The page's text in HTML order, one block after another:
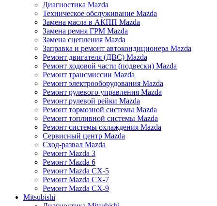
Диагностика Mazda
Техническое обслуживание Mazda
Замена масла в АКПП Mazda
Замена ремня ГРМ Mazda
Замена сцепления Mazda
Заправка и ремонт автокондиционера Mazda
Ремонт двигателя (ДВС) Mazda
Ремонт ходовой части (подвески) Mazda
Ремонт трансмиссии Mazda
Ремонт электрооборудования Mazda
Ремонт рулевого управления Mazda
Ремонт рулевой рейки Mazda
Ремонт тормозной системы Mazda
Ремонт топливной системы Mazda
Ремонт системы охлаждения Mazda
Сервисный центр Mazda
Сход-развал Mazda
Ремонт Mazda 3
Ремонт Mazda 6
Ремонт Mazda CX-5
Ремонт Mazda CX-7
Ремонт Mazda CX-9
Mitsubishi